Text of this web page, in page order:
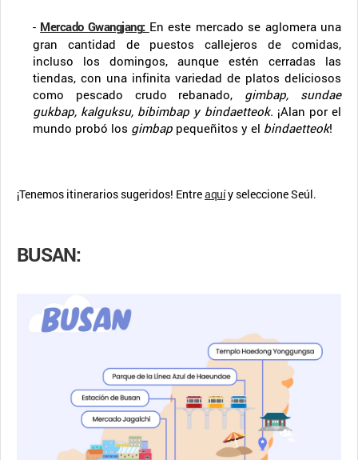
- Mercado Gwangjang: En este mercado se aglomera una
gran cantidad de puestos callejeros de comidas,
incluso los domingos, aunque estén cerradas las
tiendas, con una infinita variedad de platos deliciosos
como pescado crudo rebanado, gimbap, sundae
gukbap, kalguksu, bibimbap y bindaetteok. ¡Alan por el
mundo probó los gimbap pequeñitos y el bindaetteok!
¡Tenemos itinerarios sugeridos! Entreaquíy seleccione Seúl.
BUSAN: